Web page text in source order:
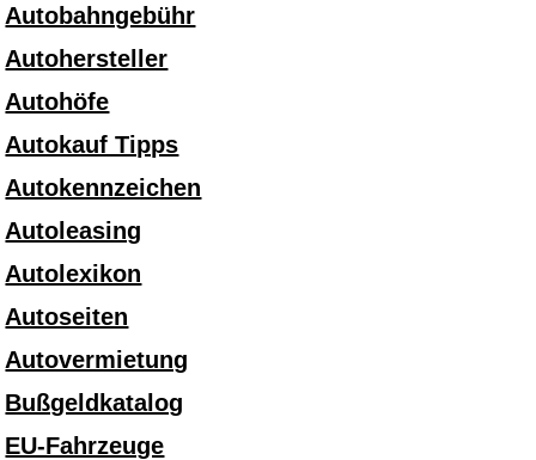
Autobahngebühr
Autohersteller
Autohöfe
Autokauf Tipps
Autokennzeichen
Autoleasing
Autolexikon
Autoseiten
Autovermietung
Bußgeldkatalog
EU-Fahrzeuge